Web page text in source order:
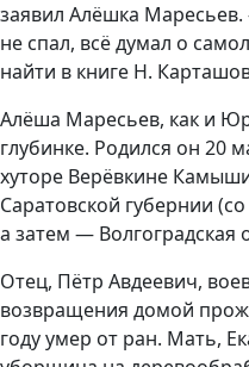
заявил Алёшка
не спал, всё думал о
найти в книге Н.
Алёша Маресьев, как и
глубинке. Родился он 20
хуторе Верёвкине
Саратовской губернии
а затем — Волгоградская
Отец, Пётр Авдеевич,
возвращения домой
году умер от ран. Мать,